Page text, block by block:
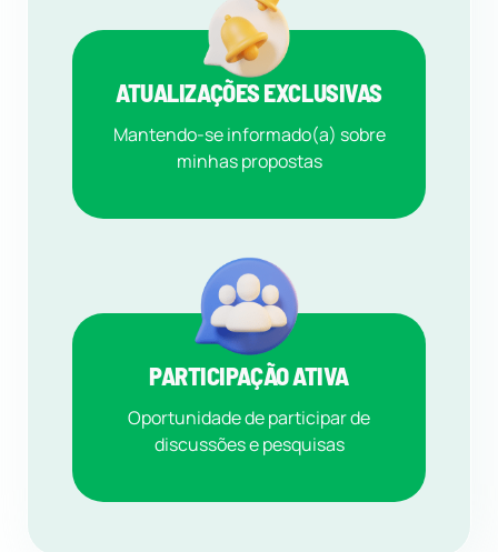
ATUALIZAÇÕES EXCLUSIVAS
Mantendo-se informado(a) sobre
minhas propostas
PARTICIPAÇÃO ATIVA
Oportunidade de participar de
discussões e pesquisas